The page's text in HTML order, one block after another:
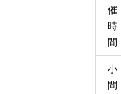
催
時
間
小
間